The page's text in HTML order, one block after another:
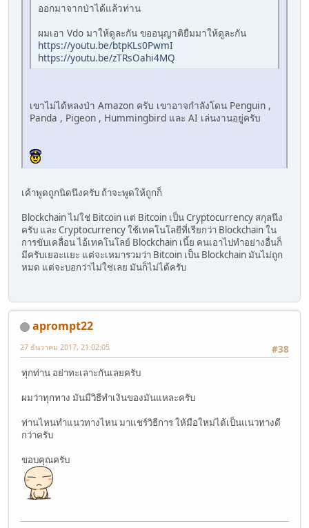
ออกมาจากป่าได้แล้วท่าน
ผมเอา Vdo มาให้ดูละกัน ขออนุญาติยืมมาให้ดูละกัน
https://youtu.be/btpKLs0PwmI
https://youtu.be/zTRsOahi4MQ
เขาไม่ได้หลงป่า Amazon ครับ เขาอาจกำลังโดน Penguin ,
Panda , Pigeon , Hummingbird และ AI เล่นงานอยู่ครับ
เค้าพูดถูกนิดนึงครับ ถ้าจะพูดให้ถูกก็
Blockchain ไม่ใช่ Bitcoin แต่ Bitcoin เป็น Cryptocurrency สกุลนึง
ครับ และ Cryptocurrency ใช้เทคโนโลยีที่เรียกว่า Blockchain ใน
การขับเคลื่อน ไอ้เทคโนโลย์ Blockchain เนี้ย คนเอาไปทำอย่างอื่นก็
มีครับเยอะแยะ แต่จะเหมารวมว่า Bitcoin เป็น Blockchain มันไม่ถูก
หมด แต่จะบอกว่าไม่ใช่เลย มันก็ไม่ได้ครับ
aprompt22
#38
27 ธันวาคม 2017, 21:02:05
ทุกท่าน อย่าทะเลาะกันเลยครับ
ผมว่าทุกทาง มันมีวิธีทำเงินของมันแหละครับ
ท่านไหนทำแนวทางไหน มาแชร์วิธีการ ให้มือใหม่ได้เป็นแนวทางดี
กว่าครับ
ขอบคุณครับ